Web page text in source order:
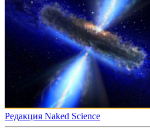
Редакция Naked Science